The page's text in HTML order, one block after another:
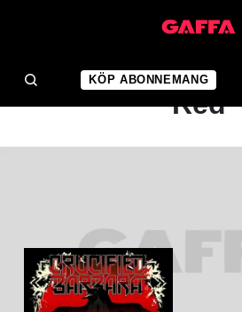
KÖP ABONNEMANG
ALBUMRECENSION
Crucified
Red